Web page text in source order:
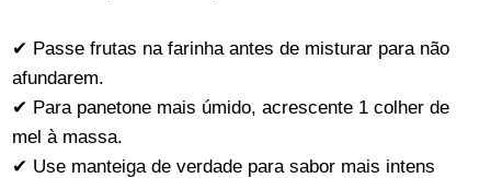
✔ Passe frutas na farinha antes de misturar para não
afundarem.
✔ Para panetone mais úmido, acrescente 1 colher de
mel à massa.
✔ Use manteiga de verdade para sabor mais intens